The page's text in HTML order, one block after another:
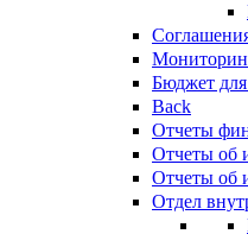
Бюджет
Back
Отчеты
Отчеты об
Отчеты об
Отдел